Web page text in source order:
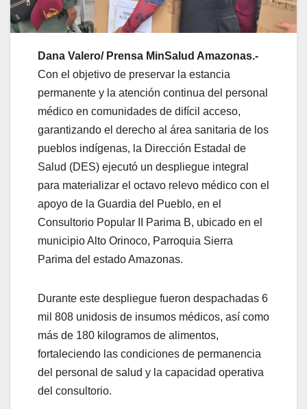
Dana Valero/ Prensa MinSalud Amazonas.-
Con el objetivo de preservar la estancia
permanente y la atención continua del personal
médico en comunidades de difícil acceso,
garantizando el derecho al área sanitaria de los
pueblos indígenas, la Dirección Estadal de
Salud (DES) ejecutó un despliegue integral
para materializar el octavo relevo médico con el
apoyo de la Guardia del Pueblo, en el
Consultorio Popular II Parima B, ubicado en el
municipio Alto Orinoco, Parroquia Sierra
Parima del estado Amazonas.
Durante este despliegue fueron despachadas 6
mil 808 unidosis de insumos médicos, así como
más de 180 kilogramos de alimentos,
fortaleciendo las condiciones de permanencia
del personal de salud y la capacidad operativa
del consultorio.